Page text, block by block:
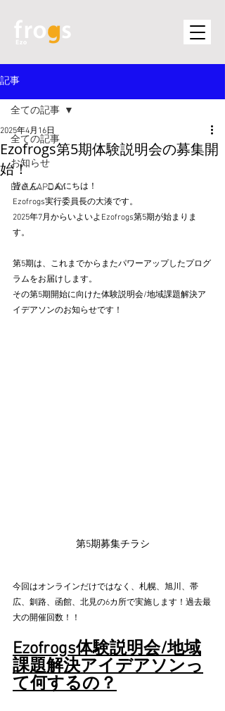
記事
全ての記事
お知らせ
EzoLEAPDAY
全ての記事
Ezofrogs第5期体験説明会の募集開
始！
2025年4月16日
皆さん、こんにちは！
Ezofrogs実行委員長の大湊です。
2025年7月からいよいよEzofrogs第5期が始まりま
す。
第5期は、これまでからまたパワーアップしたプログ
ラムをお届けします。
その第5期開始に向けた体験説明会/地域課題解決ア
イデアソンのお知らせです！
第5期募集チラシ
今回はオンラインだけではなく、札幌、旭川、帯
広、釧路、函館、北見の6カ所で実施します！過去最
大の開催回数！！
Ezofrogs体験説明会/地域
課題解決アイデアソンっ
て何するの？